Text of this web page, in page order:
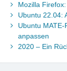
Mozilla
Ubuntu 22.04:
Ubuntu
anpassen
2020 – Ein